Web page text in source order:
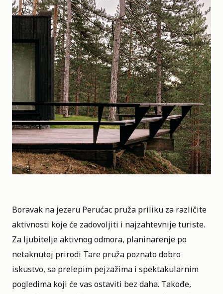
Boravak na jezeru Perućac pruža priliku za različite
aktivnosti koje će zadovoljiti i najzahtevnije turiste.
Za ljubitelje aktivnog odmora, planinarenje po
netaknutoj prirodi Tare pruža poznato dobro
iskustvo, sa prelepim pejzažima i spektakularnim
pogledima koji će vas ostaviti bez daha. Takođe,